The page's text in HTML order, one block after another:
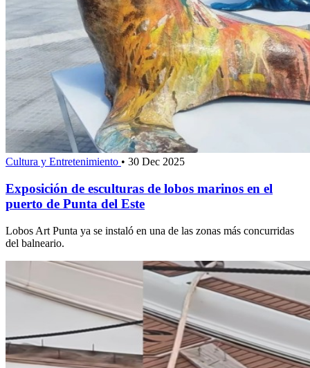
Cultura y Entretenimiento • 30 Dec 2025
Exposición de esculturas de lobos marinos en el
puerto de Punta del Este
Lobos Art Punta ya se instaló en una de las zonas más concurridas
del balneario.